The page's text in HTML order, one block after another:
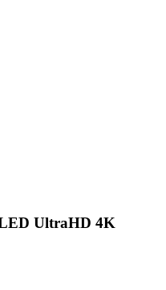
UltraHD 4K